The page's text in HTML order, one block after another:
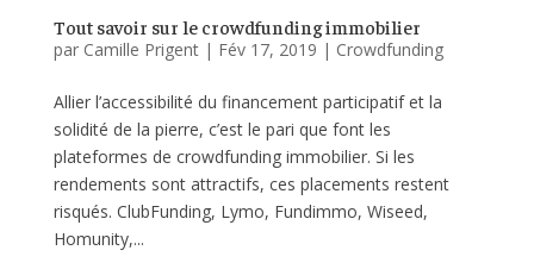
Tout savoir sur le crowdfunding immobilier
par Camille Prigent| Fév 17, 2019 | Crowdfunding
Allier l’accessibilité du financement participatif et la
solidité de la pierre, c’est le pari que font les
plateformes de crowdfunding immobilier. Si les
rendements sont attractifs, ces placements restent
risqués. ClubFunding, Lymo, Fundimmo, Wiseed,
Homunity,...